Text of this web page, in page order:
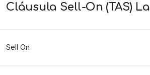
Cláusula Sell-On (TAS) La
porcentaje sobrevive en
caso de renovación del
Sell On